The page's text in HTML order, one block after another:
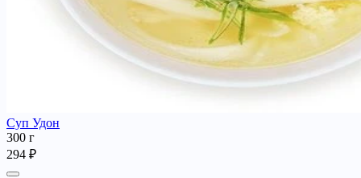
Суп Удон
300 г
294 ₽